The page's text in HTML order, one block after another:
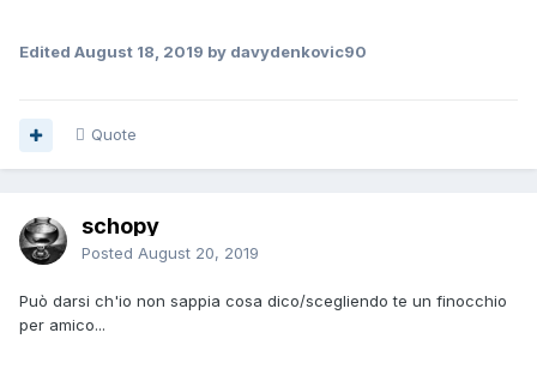
Edited August 18, 2019 by davydenkovic90
Quote
schopy
Posted August 20, 2019
Può darsi ch'io non sappia cosa dico/scegliendo te un finocchio
per amico...